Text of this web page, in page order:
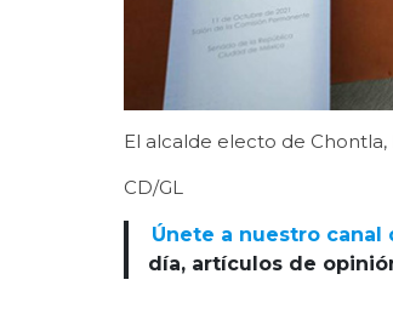
El alcalde electo de
CD/GL
Únete a nuestro canal
día, artículos de